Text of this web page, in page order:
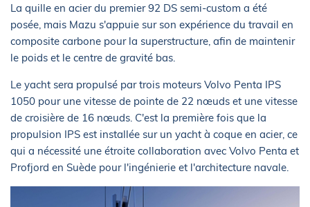
La quille en acier du premier 92 DS semi-custom a été
posée, mais Mazu s'appuie sur son expérience du travail en
composite carbone pour la superstructure, afin de maintenir
le poids et le centre de gravité bas.
Le yacht sera propulsé par trois moteurs Volvo Penta IPS
1050 pour une vitesse de pointe de 22 nœuds et une vitesse
de croisière de 16 nœuds. C'est la première fois que la
propulsion IPS est installée sur un yacht à coque en acier, ce
qui a nécessité une étroite collaboration avec Volvo Penta et
Profjord en Suède pour l'ingénierie et l'architecture navale.